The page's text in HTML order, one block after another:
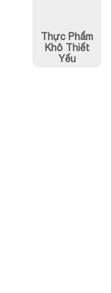
Thực Phẩm
Khô Thiết
Yếu